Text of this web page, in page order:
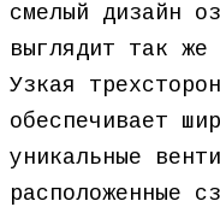
смелый дизайн
выглядит так
Узкая
обеспечивает
уникальные
расположенные